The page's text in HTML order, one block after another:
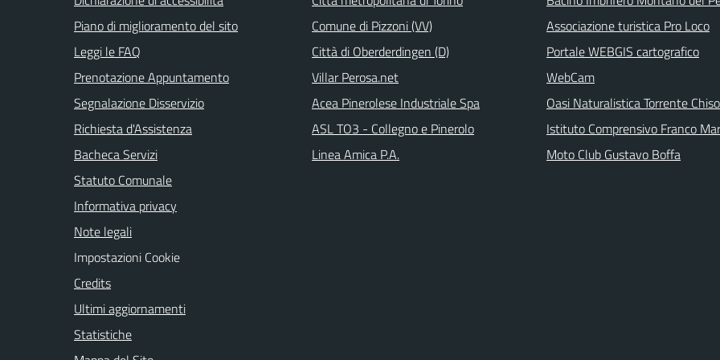
Piano di miglioramento del sito
Leggi le FAQ
Prenotazione Appuntamento
Segnalazione Disservizio
Richiesta d'Assistenza
Bacheca Servizi
Statuto Comunale
Informativa privacy
Note legali
Impostazioni Cookie
Credits
Ultimi aggiornamenti
Statistiche
Comune di Pizzoni (VV)
Città di Oberderdingen (D)
Villar Perosa.net
Acea Pinerolese Industriale Spa
ASL TO3 - Collegno e Pinerolo
Linea Amica P.A.
Associazione turistica Pro Loco
Portale WEBGIS cartografico
WebCam
Oasi Naturalistica Torrente
Istituto Comprensivo Franco
Moto Club Gustavo Boffa